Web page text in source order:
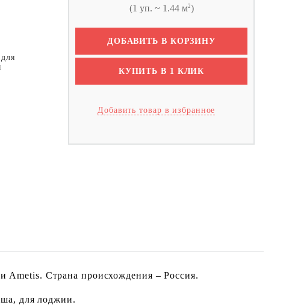
(1 уп. ~ 1.44 м2)
ДОБАВИТЬ В КОРЗИНУ
КУПИТЬ В 1 КЛИК
Добавить товар в избранное
Ametis. Страна происхождения – Россия.
для лоджии.